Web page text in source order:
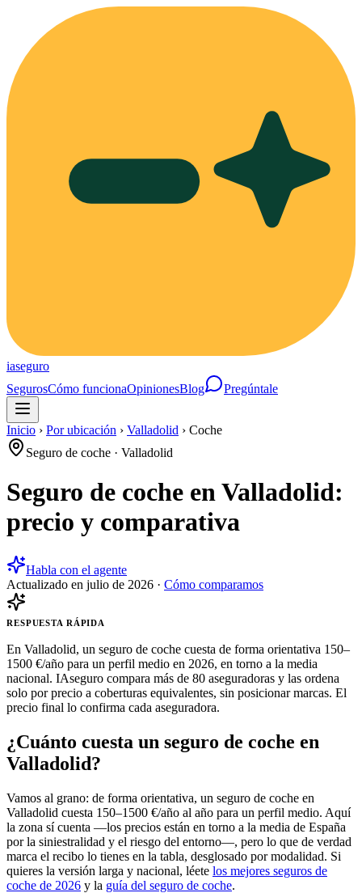
iaseguro
SegurosCómo funcionaOpinionesBlog Pregúntale
Inicio › Por ubicación › Valladolid › Coche
Seguro de coche · Valladolid
Seguro de coche en Valladolid:
precio y comparativa
Habla con el agente
Actualizado en julio de 2026 · Cómo comparamos
RESPUESTA RÁPIDA
En Valladolid, un seguro de coche cuesta de forma orientativa 150–
1500 €/año para un perfil medio en 2026, en torno a la media
nacional. IAseguro compara más de 80 aseguradoras y las ordena
solo por precio a coberturas equivalentes, sin posicionar marcas. El
precio final lo confirma cada aseguradora.
¿Cuánto cuesta un seguro de coche en
Valladolid?
Vamos al grano: de forma orientativa, un seguro de coche en
Valladolid cuesta 150–1500 €/año al año para un perfil medio. Aquí
la zona sí cuenta —los precios están en torno a la media de España
por la siniestralidad y el riesgo del entorno—, pero lo que de verdad
marca el recibo lo tienes en la tabla, desglosado por modalidad. Si
quieres la versión larga y nacional, léete los mejores seguros de
coche de 2026 y la guía del seguro de coche.